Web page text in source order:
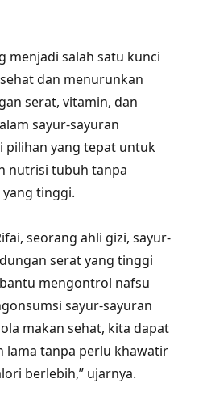
menjadi salah satu kunci
dan menurunkan
serat, vitamin, dan
sayur-sayuran
pilihan yang tepat untuk
nutrisi tubuh tanpa
tinggi.
seorang ahli gizi, sayur-
serat yang tinggi
mengontrol nafsu
sayur-sayuran
makan sehat, kita dapat
lama tanpa perlu khawatir
berlebih,” ujarnya.